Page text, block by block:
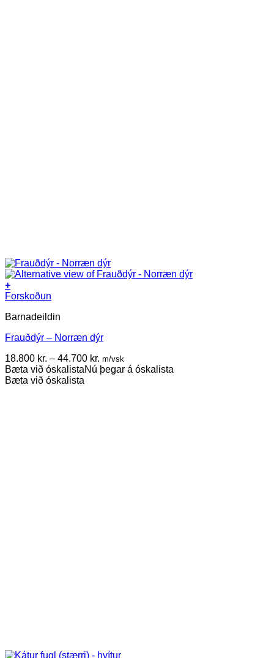
+
This
has
variants.
options
may
be
Forskoðun
Barnadeildin
Frauðdýr – Norræn dýr
18.800 kr. – 44.700 kr. Price
range:
m/vsk
Bæta við óskalistaNú þegar á óskalista
Bæta við óskalista